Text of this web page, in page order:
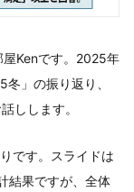
屋Kenです。2025年
」の振り返り、
しします。
です。スライドは
結果ですが、全体